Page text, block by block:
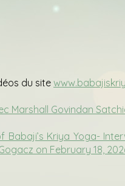
du site
Marshall Govindan
Babaji’s Kriya Yoga-
on February 18,